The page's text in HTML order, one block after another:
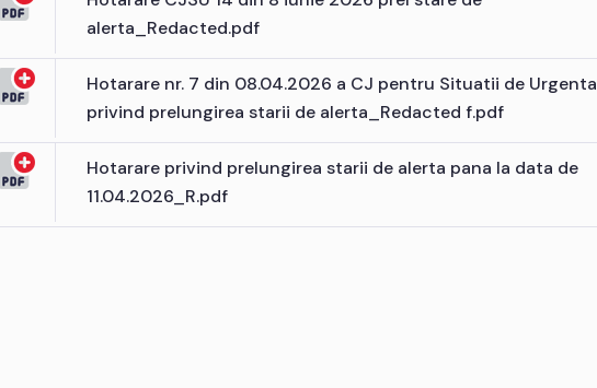
alerta_Redacted.pdf
Hotarare nr. 7 din 08.04.2026 a CJ pentru Situatii de Urgenta
privind prelungirea starii de alerta_Redacted f.pdf
Hotarare privind prelungirea starii de alerta pana la data de
11.04.2026_R.pdf